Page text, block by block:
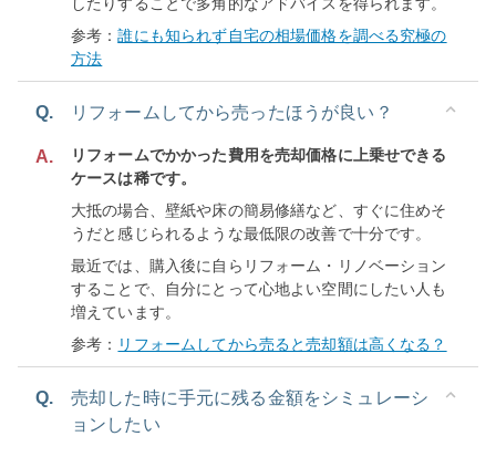
参考：誰にも知られず自宅の相場価格を調べる究極の
方法
Q. リフォームしてから売ったほうが良い？
A.
リフォームでかかった費用を売却価格に上乗せできる
ケースは稀です。
大抵の場合、壁紙や床の簡易修繕など、すぐに住めそ
うだと感じられるような最低限の改善で十分です。
最近では、購入後に自らリフォーム・リノベーション
することで、自分にとって心地よい空間にしたい人も
増えています。
参考： リフォームしてから売ると売却額は高くなる？
Q.
売却した時に手元に残る金額をシミュレーシ
ョンしたい